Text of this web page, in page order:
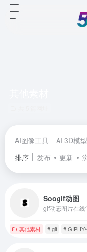
AI图像工具 AI 3D模
排序
发布 更新
Soogif动图
gif动态图片在线
其他素材 # gif # GIPHY